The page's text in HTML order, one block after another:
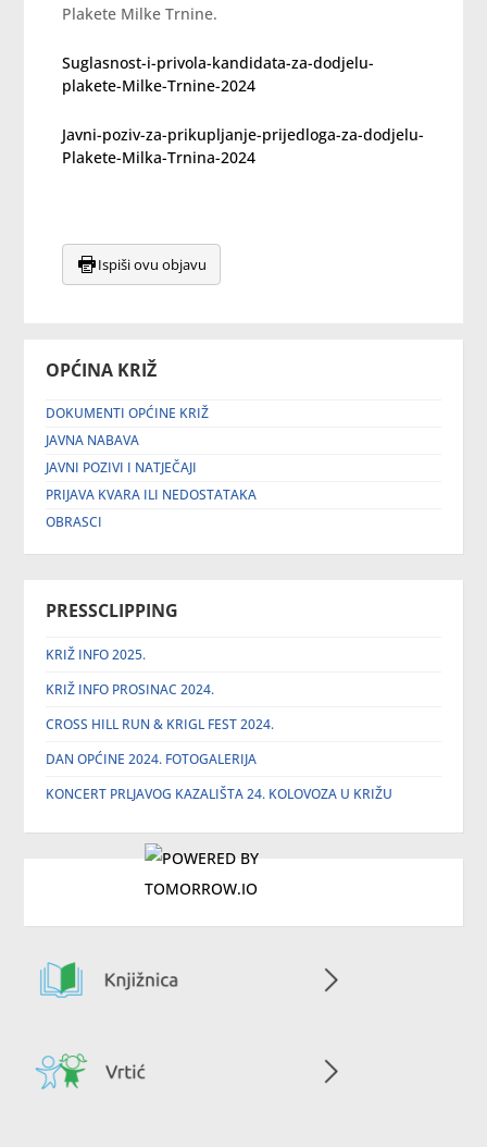
OPĆINA KRIŽ
DOKUMENTI OPĆINE KRIŽ
JAVNA NABAVA
JAVNI POZIVI I NATJEČAJI
PRIJAVA KVARA ILI NEDOSTATAKA
OBRASCI
PRESSCLIPPING
KRIŽ INFO 2025.
KRIŽ INFO PROSINAC 2024.
CROSS HILL RUN & KRIGL FEST 2024.
DAN OPĆINE 2024. FOTOGALERIJA
KONCERT PRLJAVOG KAZALIŠTA 24. KOLOVOZA U KRIŽU
Plakete Milke Trnine.
Suglasnost-i-privola-kandidata-za-dodjelu-
plakete-Milke-Trnine-2024
Javni-poziv-za-prikupljanje-prijedloga-za-dodjelu-
Plakete-Milka-Trnina-2024
Ispiši ovu objavu